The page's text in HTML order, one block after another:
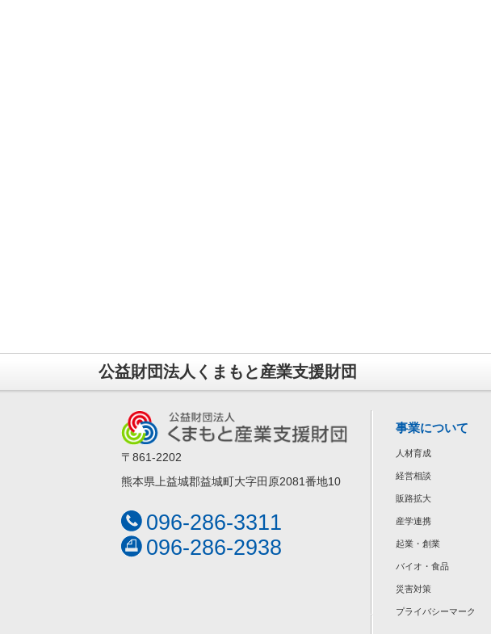
公益財団法人くまもと産業支援財団
〒861-2202
熊本県上益城郡益城町大字田原2081番地10
096-286-3311
096-286-2938
事業について
人材育成
経営相談
販路拡大
産学連携
起業・創業
バイオ・食品
災害対策
プライバシーマーク